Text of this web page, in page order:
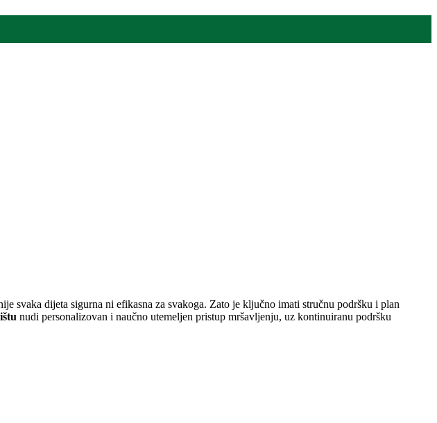
svaka dijeta sigurna ni efikasna za svakoga. Zato je ključno imati stručnu podršku i plan
nudi personalizovan i naučno utemeljen pristup mršavljenju, uz kontinuiranu podršku